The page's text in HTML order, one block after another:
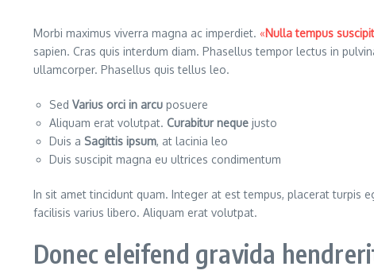
Morbi maximus viverra magna ac imperdiet. «Nulla tempus suscipit
sapien. Cras quis interdum diam. Phasellus tempor lectus in
ullamcorper. Phasellus quis tellus leo.
Sed Varius orci in arcu posuere
Aliquam erat volutpat. Curabitur neque justo
Duis a Sagittis ipsum, at lacinia leo
Duis suscipit magna eu ultrices condimentum
In sit amet tincidunt quam. Integer at est tempus, placerat turpis
facilisis varius libero. Aliquam erat volutpat.
Donec eleifend gravida